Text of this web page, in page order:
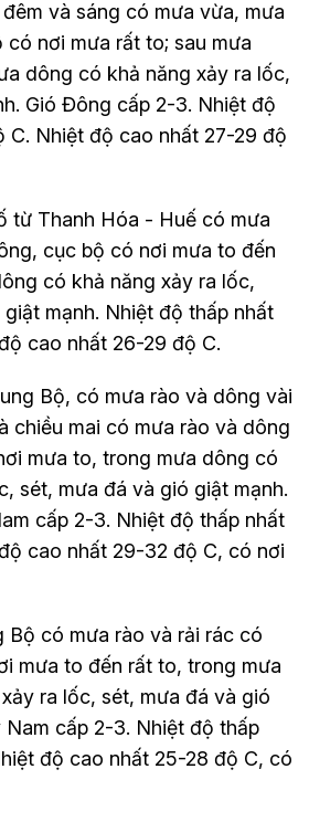
và sáng có mưa vừa, mưa
nơi mưa rất to; sau mưa
dông có khả năng xảy ra lốc,
Gió Đông cấp 2-3. Nhiệt độ
C. Nhiệt độ cao nhất 27-29 độ
từ Thanh Hóa - Huế có mưa
cục bộ có nơi mưa to đến
có khả năng xảy ra lốc,
mạnh. Nhiệt độ thấp nhất
cao nhất 26-29 độ C.
Bộ, có mưa rào và dông vài
chiều mai có mưa rào và dông
mưa to, trong mưa dông có
sét, mưa đá và gió giật mạnh.
cấp 2-3. Nhiệt độ thấp nhất
cao nhất 29-32 độ C, có nơi
Bộ có mưa rào và rải rác có
mưa to đến rất to, trong mưa
ra lốc, sét, mưa đá và gió
Nam cấp 2-3. Nhiệt độ thấp
độ cao nhất 25-28 độ C, có